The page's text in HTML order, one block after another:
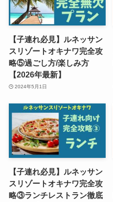
【子連れ必見】ルネッサン
スリゾートオキナワ完全攻
略⑤過ごし方/楽しみ方
【2026年最新】
2024年5月1日
【子連れ必見】ルネッサン
スリゾートオキナワ完全攻
略③ランチレストラン徹底